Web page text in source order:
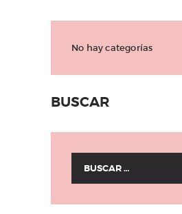
No hay categorías
BUSCAR